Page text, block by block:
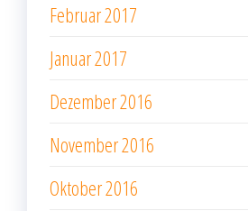
Februar 2017
Januar 2017
Dezember 2016
November 2016
Oktober 2016